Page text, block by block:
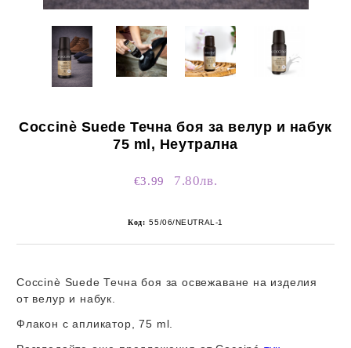
Coccinè Suede Течна боя за велур и набук
75 ml, Неутрална
€3.99 7.80лв.
Код: 55/06/NEUTRAL-1
Coccinè Suede Течна боя за освежаване на изделия
от велур и набук.
Флакон с апликатор, 75 ml .